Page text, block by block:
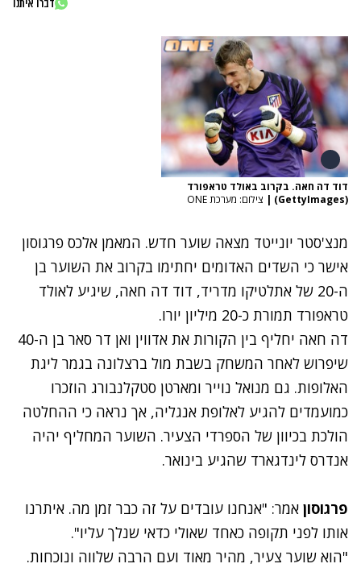
דוד דה חאה. בקרוב באולד טראפורד
(GettyImages)
| צילום: מערכת ONE
מנצ'סטר יונייטד מצאה שוער חדש. המאמן אלכס פרגוסון
אישר כי השדים האדומים יחתימו בקרוב את השוער בן
ה-20 של אתלטיקו מדריד, דוד דה חאה, שיגיע לאולד
טראפורד תמורת כ-20 מיליון יורו.
דה חאה יחליף בין הקורות את אדווין ואן דר סאר בן ה-40
שיפרוש לאחר המשחק בשבת מול ברצלונה בגמר ליגת
האלופות. גם מנואל נוייר ומארטן סטקלנבורג הוזכרו
כמועמדים להגיע לאלופת אנגליה, אך נראה כי ההחלטה
הולכת בכיוון של הספרדי הצעיר. השוער המחליף יהיה
אנדרס לינדגארד שהגיע בינואר.
פרגוסון אמר: "אנחנו עובדים על זה כבר זמן מה. איתרנו
אותו לפני תקופה כאחד שאולי כדאי שנלך עליו".
"הוא שוער צעיר, מהיר מאוד ועם הרבה שלווה ונוכחות.